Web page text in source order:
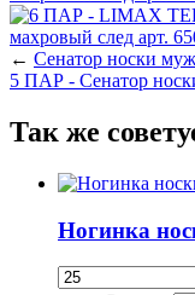
← Сенатор носки
5 ПАР - Сенатор
Так же
Ногинка